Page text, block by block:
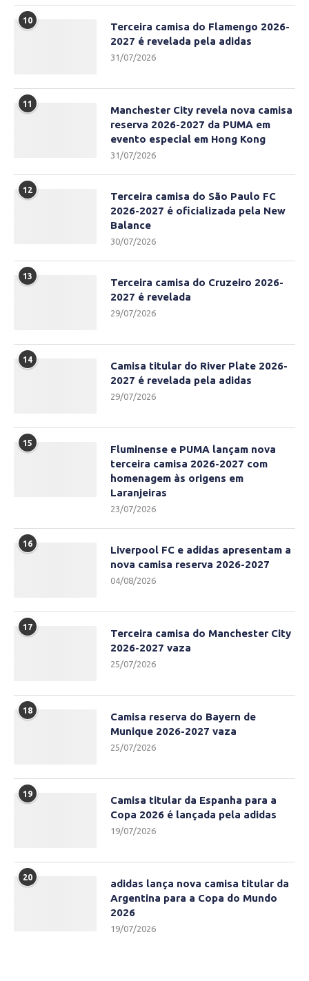
10
Terceira camisa do Flamengo 2026-
2027 é revelada pela adidas
31/07/2026
11
Manchester City revela nova camisa
reserva 2026-2027 da PUMA em
evento especial em Hong Kong
31/07/2026
12
Terceira camisa do São Paulo FC
2026-2027 é oficializada pela New
Balance
30/07/2026
13
Terceira camisa do Cruzeiro 2026-
2027 é revelada
29/07/2026
14
Camisa titular do River Plate 2026-
2027 é revelada pela adidas
29/07/2026
15
Fluminense e PUMA lançam nova
terceira camisa 2026-2027 com
homenagem às origens em
Laranjeiras
23/07/2026
16
Liverpool FC e adidas apresentam a
nova camisa reserva 2026-2027
04/08/2026
17
Terceira camisa do Manchester City
2026-2027 vaza
25/07/2026
18
Camisa reserva do Bayern de
Munique 2026-2027 vaza
25/07/2026
19
Camisa titular da Espanha para a
Copa 2026 é lançada pela adidas
19/07/2026
20
adidas lança nova camisa titular da
Argentina para a Copa do Mundo
2026
19/07/2026